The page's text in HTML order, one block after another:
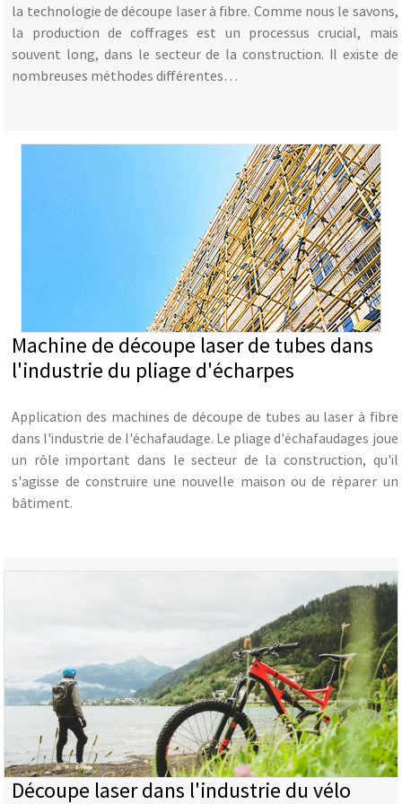
la technologie de découpe laser à fibre. Comme nous le savons,
la production de coffrages est un processus crucial, mais
souvent long, dans le secteur de la construction. Il existe de
nombreuses méthodes différentes…
Machine de découpe laser de tubes dans
l'industrie du pliage d'écharpes
Application des machines de découpe de tubes au laser à fibre
dans l'industrie de l'échafaudage. Le pliage d'échafaudages joue
un rôle important dans le secteur de la construction, qu'il
s'agisse de construire une nouvelle maison ou de réparer un
bâtiment.
Découpe laser dans l'industrie du vélo